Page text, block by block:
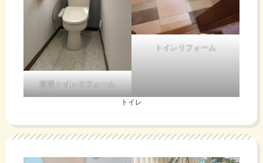
賃貸トイレリフォーム
トイレリフォーム
トイレ